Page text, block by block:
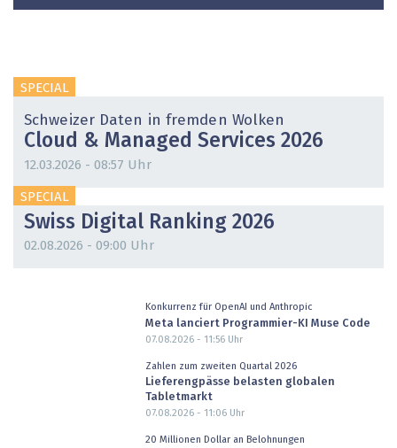
SPECIAL
Schweizer Daten in fremden Wolken
Cloud & Managed Services 2026
12.03.2026 - 08:57 Uhr
SPECIAL
Swiss Digital Ranking 2026
02.08.2026 - 09:00 Uhr
Konkurrenz für OpenAI und Anthropic
Meta lanciert Programmier-KI Muse Code
07.08.2026 - 11:56Uhr
Zahlen zum zweiten Quartal 2026
Lieferengpässe belasten globalen
Tabletmarkt
07.08.2026 - 11:06Uhr
20 Millionen Dollar an Belohnungen